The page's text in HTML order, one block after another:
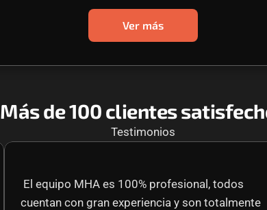
Ver más
Más de 100 clientes
Testimonios
cuentan con gran experiencia y son totalmente